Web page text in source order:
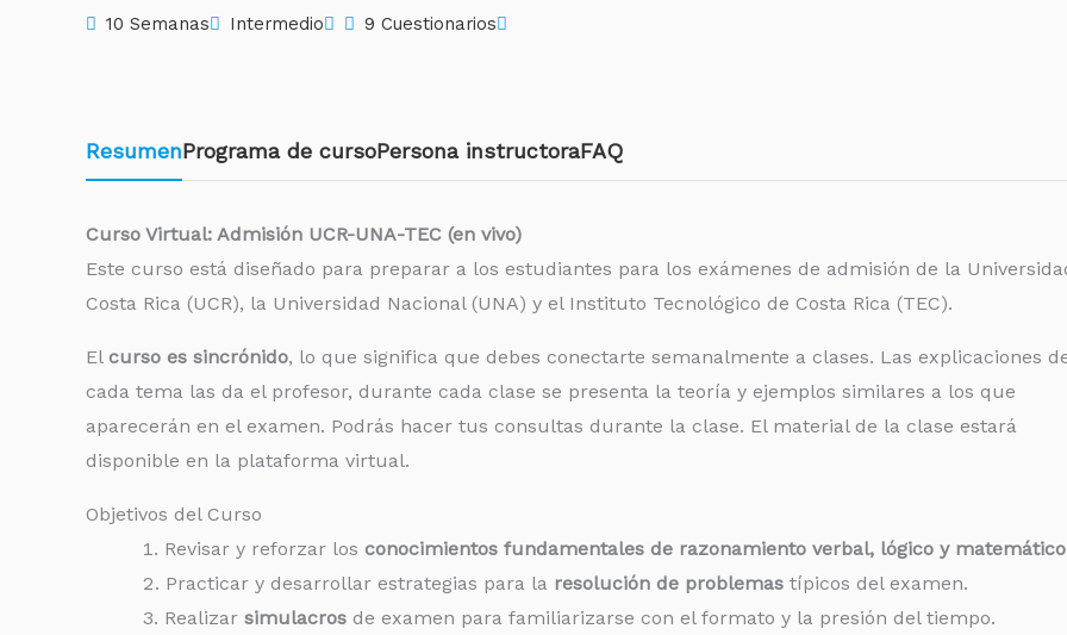
10 Semanas Intermedio 9 Cuestionarios
ResumenPrograma de cursoPersona instructoraFAQ
Curso Virtual: Admisión UCR-UNA-TEC (en vivo)
Este curso está diseñado para preparar a los estudiantes para los exámenes de admisión de la
Costa Rica (UCR), la Universidad Nacional (UNA) y el Instituto Tecnológico de Costa Rica (TEC).
El curso es sincrónido, lo que significa que debes conectarte semanalmente a clases. Las explicaciones
cada tema las da el profesor, durante cada clase se presenta la teoría y ejemplos similares a los que
aparecerán en el examen. Podrás hacer tus consultas durante la clase. El material de la clase estará
disponible en la plataforma virtual.
Objetivos del Curso
Revisar y reforzar los conocimientos fundamentales de razonamiento verbal, lógico y
Practicar y desarrollar estrategias para la resolución de problemas típicos del examen.
Realizar simulacros de examen para familiarizarse con el formato y la presión del tiempo.